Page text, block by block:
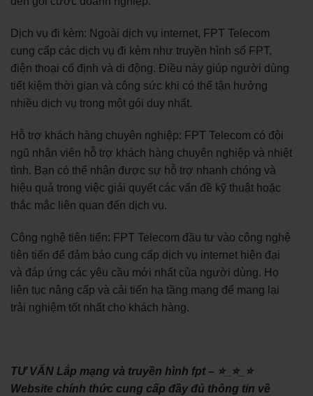
Dịch vụ đi kèm: Ngoài dịch vụ internet, FPT Telecom
cung cấp các dịch vụ đi kèm như truyền hình số FPT,
điện thoại cố định và di động. Điều này giúp người dùng
tiết kiệm thời gian và công sức khi có thể tận hưởng
nhiều dịch vụ trong một gói duy nhất.
Hỗ trợ khách hàng chuyên nghiệp: FPT Telecom có đội
ngũ nhân viên hỗ trợ khách hàng chuyên nghiệp và nhiệt
tình. Bạn có thể nhận được sự hỗ trợ nhanh chóng và
hiệu quả trong việc giải quyết các vấn đề kỹ thuật hoặc
thắc mắc liên quan đến dịch vụ.
Công nghệ tiên tiến: FPT Telecom đầu tư vào công nghệ
tiên tiến để đảm bảo cung cấp dịch vụ internet hiện đại
và đáp ứng các yêu cầu mới nhất của người dùng. Họ
liên tục nâng cấp và cải tiến hạ tầng mạng để mang lại
trải nghiệm tốt nhất cho khách hàng.
TƯ VẤN Lắp mạng và truyền hình fpt – ⭐_⭐_⭐
Website chính thức cung cấp đầy đủ thông tin về